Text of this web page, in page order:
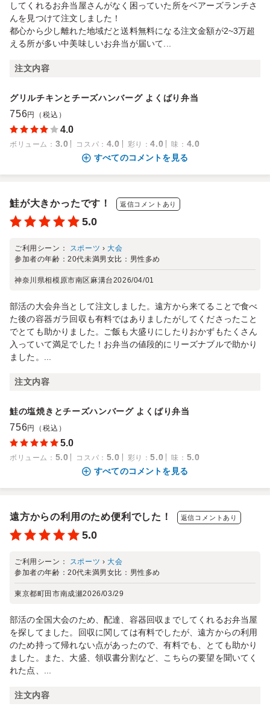
してくれるお弁当屋さんがなく困っていた所をベアーズランチさ
んを見つけて注文しました！
都心から少し離れた地域だと送料無料になる注文金額が2~3万超
える所が多い中美味しいお弁当が届いて...
注文内容
グリルチキンとチーズハンバーグ よくばり弁当
756円（税込）
4.0
ボリューム ： 3.0 コスパ ： 4.0 彩り ：4.0 味 ： 4.0
すべてのコメントを見る
鮭が大きかったです！ 返信コメントあり
5.0
ご利用シーン： スポーツ ›大会
参加者の年齢：20代未満男女比： 男性多め
神奈川県相模原市南区麻溝台2026/04/01
部活の大会弁当として注文しました。遠方から来てることで食べ
た後の容器ガラ回収も有料ではありましたがしてくださったこと
でとても助かりました。ご飯も大盛りにしたりおかずもたくさん
入っていて満足でした！お弁当の値段的にリーズナブルで助かり
ました。...
注文内容
鮭の塩焼きとチーズハンバーグ よくばり弁当
756円（税込）
5.0
ボリューム ： 5.0 コスパ ： 5.0 彩り ：5.0 味 ： 5.0
すべてのコメントを見る
遠方からの利用のため便利でした！ 返信コメントあり
5.0
ご利用シーン： スポーツ ›大会
参加者の年齢：20代未満男女比： 男性多め
東京都町田市南成瀬2026/03/29
部活の全国大会のため、配達、容器回収までしてくれるお弁当屋
を探してました。回収に関しては有料でしたが、遠方からの利用
のため持って帰れない点があったので、有料でも、とても助かり
ました。また、大盛、領収書分割など、こちらの要望を聞いてく
れた点、...
注文内容